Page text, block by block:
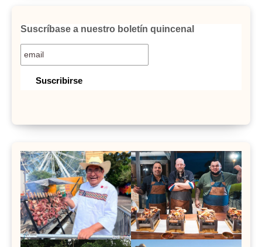
Suscríbase a nuestro boletín quincenal